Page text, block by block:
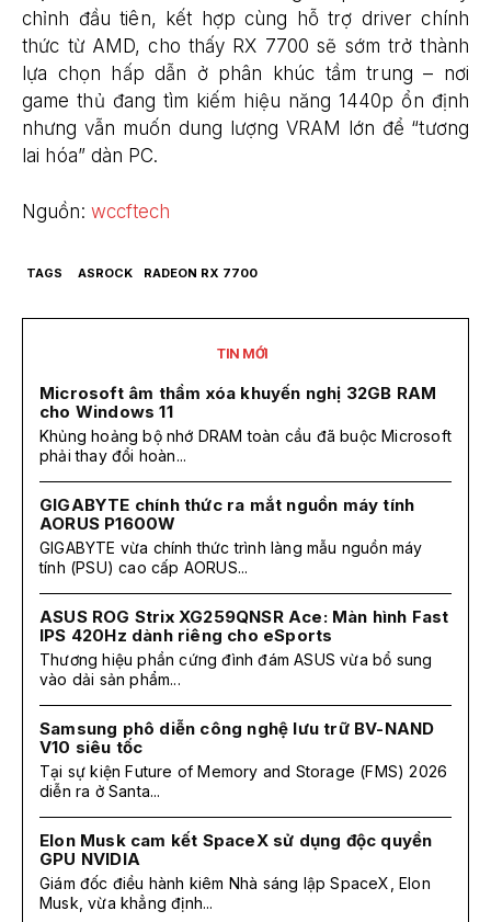
chỉnh đầu tiên, kết hợp cùng hỗ trợ driver chính
thức từ AMD, cho thấy RX 7700 sẽ sớm trở thành
lựa chọn hấp dẫn ở phân khúc tầm trung – nơi
game thủ đang tìm kiếm hiệu năng 1440p ổn định
nhưng vẫn muốn dung lượng VRAM lớn để “tương
lai hóa” dàn PC.
Nguồn: wccftech
TAGS ASROCK RADEON RX 7700
TIN MỚI
Microsoft âm thầm xóa khuyến nghị 32GB RAM
cho Windows 11
Khủng hoảng bộ nhớ DRAM toàn cầu đã buộc Microsoft
phải thay đổi hoàn...
GIGABYTE chính thức ra mắt nguồn máy tính
AORUS P1600W
GIGABYTE vừa chính thức trình làng mẫu nguồn máy
tính (PSU) cao cấp AORUS...
ASUS ROG Strix XG259QNSR Ace: Màn hình Fast
IPS 420Hz dành riêng cho eSports
Thương hiệu phần cứng đình đám ASUS vừa bổ sung
vào dải sản phẩm...
Samsung phô diễn công nghệ lưu trữ BV-NAND
V10 siêu tốc
Tại sự kiện Future of Memory and Storage (FMS) 2026
diễn ra ở Santa...
Elon Musk cam kết SpaceX sử dụng độc quyền
GPU NVIDIA
Giám đốc điều hành kiêm Nhà sáng lập SpaceX, Elon
Musk, vừa khẳng định...